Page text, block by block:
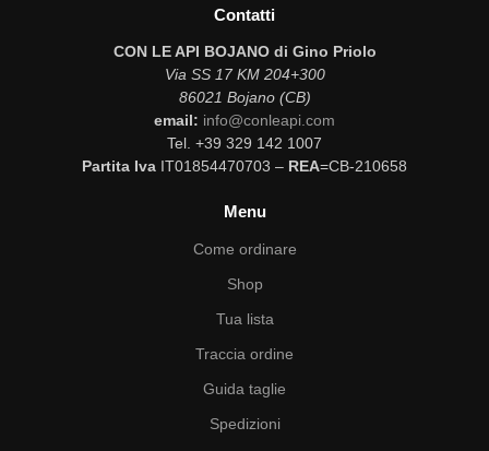
Contatti
CON LE API BOJANO di Gino Priolo
Via SS 17 KM 204+300
86021 Bojano (CB)
email: info@conleapi.com
Tel. +39 329 142 1007
Partita Iva IT01854470703 – REA=CB-210658
Menu
Come ordinare
Shop
Tua lista
Traccia ordine
Guida taglie
Spedizioni